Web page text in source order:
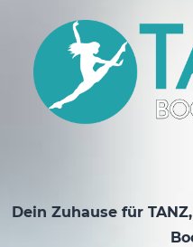
Dein Zuhause für